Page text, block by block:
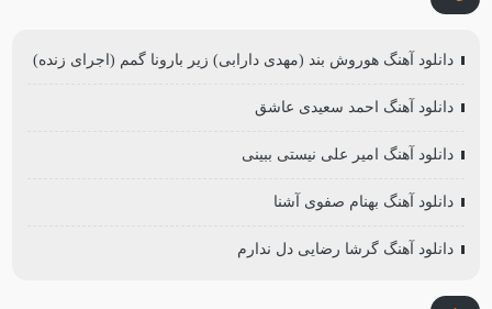
دانلود آهنگ هوروش بند (مهدی دارابی) زیر بارونا گمم (اجرای زنده)
دانلود آهنگ احمد سعیدی عاشق
دانلود آهنگ امیر علی نیستی ببینی
دانلود آهنگ بهنام صفوی آشنا
دانلود آهنگ گرشا رضایی دل ندارم